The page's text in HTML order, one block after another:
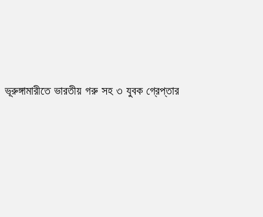
ভূরুঙ্গামারীতে ভারতীয় গরু সহ ৩ যুবক গ্রেপ্তার